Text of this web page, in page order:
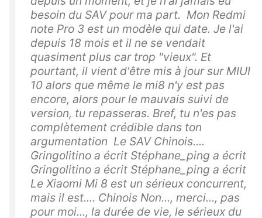
besoin du SAV pour ma part. Mon Redmi
note Pro 3 est un modèle qui date. Je l'ai
depuis 18 mois et il ne se vendait
quasiment plus car trop "vieux". Et
pourtant, il vient d'être mis à jour sur MIUI
10 alors que même le mi8 n'y est pas
encore, alors pour le mauvais suivi de
version, tu repasseras. Bref, tu n'es pas
complètement crédible dans ton
argumentation Le SAV Chinois....
Gringolitino a écrit Stéphane_ping a écrit
Gringolitino a écrit Stéphane_ping a écrit
Le Xiaomi Mi 8 est un sérieux concurrent,
mais il est.... Chinois Non..., merci..., pas
pour moi..., la durée de vie, le sérieux du